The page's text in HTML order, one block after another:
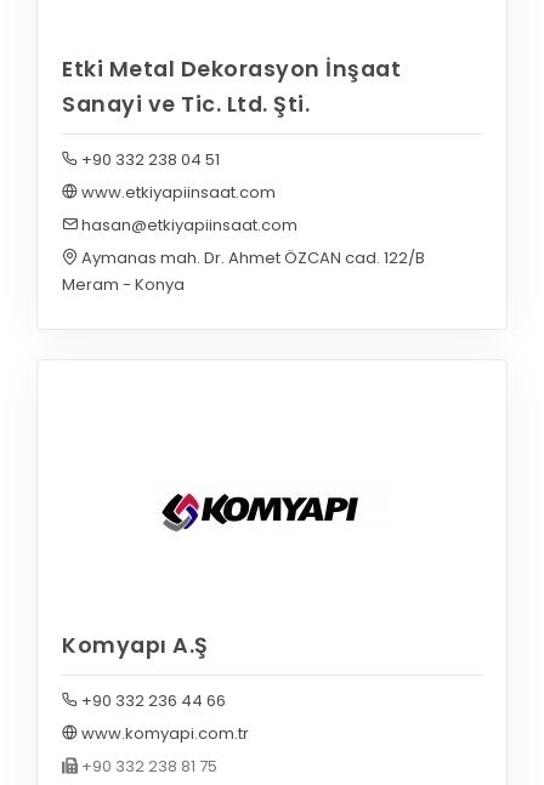
Etki Metal Dekorasyon İnşaat
Sanayi ve Tic. Ltd. Şti.
+90 332 238 04 51
www.etkiyapiinsaat.com
hasan@etkiyapiinsaat.com
Aymanas mah. Dr. Ahmet ÖZCAN cad. 122/B
Meram - Konya
Komyapı A.Ş
+90 332 236 44 66
www.komyapi.com.tr
+90 332 238 81 75